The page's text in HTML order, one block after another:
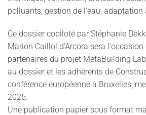
polluants, gestion de l’eau, adaptation
Ce dossier copiloté par Stéphanie
Marion Caillol d'Arcora sera l'occasion
partenaires du projet MetaBuilding
au dossier et les adhérents de
conférence européenne à Bruxelles,
2025.
Une publication papier sous format